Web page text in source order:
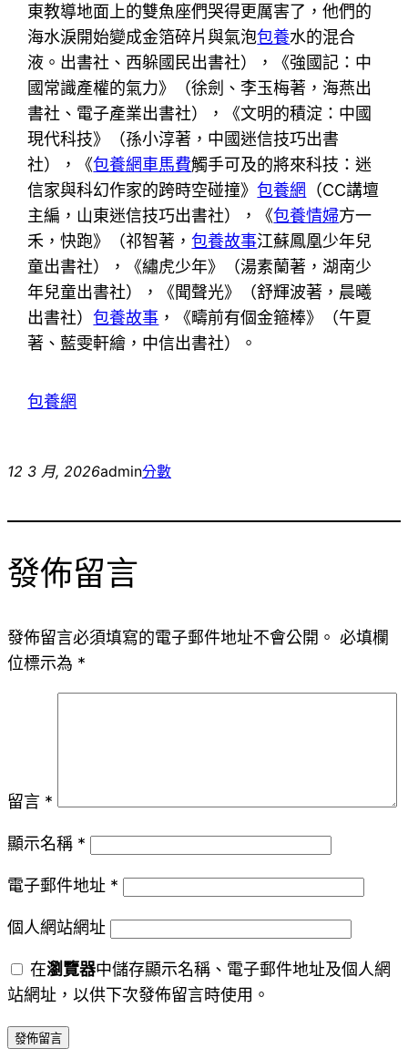
東教導地面上的雙魚座們哭得更厲害了，他們的
海水淚開始變成金箔碎片與氣泡包養水的混合
液。出書社、西躲國民出書社），《強國記：中
國常識產權的氣力》（徐劍、李玉梅著，海燕出
書社、電子產業出書社），《文明的積淀：中國
現代科技》（孫小淳著，中國迷信技巧出書
社），《包養網車馬費觸手可及的將來科技：迷
信家與科幻作家的跨時空碰撞》包養網
（CC講壇
主編，山東迷信技巧出書社），《包養情婦方一
禾，快跑》（祁智著，包養故事江蘇鳳凰少年兒
童出書社），《繡虎少年》（湯素蘭著，湖南少
年兒童出書社），《聞聲光》（舒輝波著，晨曦
出書社）包養故事 ，《疇前有個金箍棒》（午夏
著、藍雯軒繪，中信出書社）。
包養網
12 3 月, 2026admin分數
發佈留言
發佈留言必須填寫的電子郵件地址不會公開。 必填欄
位標示為 *
留言 *
顯示名稱 *
電子郵件地址 *
個人網站網址
在瀏覽器中儲存顯示名稱、電子郵件地址及個人網
站網址，以供下次發佈留言時使用。